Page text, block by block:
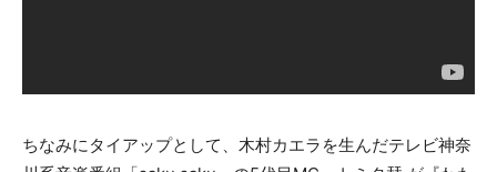
ちなみにタイアップとして、木村カエラを生んだテレビ神奈